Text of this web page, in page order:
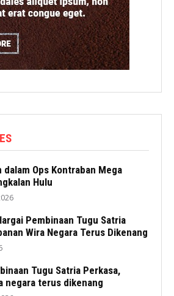
Ops Kontraban Mega
Hulu
Pembinaan Tugu Satria
Wira Negara Terus Dikenang
Tugu Satria Perkasa,
negara terus dikenang